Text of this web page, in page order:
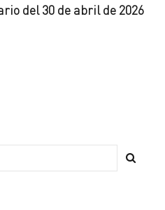
del 30 de abril de 2026